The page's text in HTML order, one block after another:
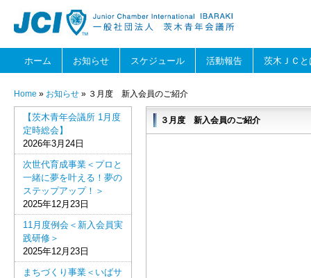
ホーム お知らせ スケジュール 活動報告 茨木ＪＣと
Home » お知らせ » ３月度 新入会員のご紹介
３月度 新入会員のご紹介
【茨木青年会議所 1月度
定時総会】
2026年3月24日
次世代育成事業＜プロと
一緒に夢を叶える！夢の
ステップアップ！＞
2025年12月23日
11月度例会＜新入会員実
践研修＞
2025年12月23日
まちづくり事業＜いばサ